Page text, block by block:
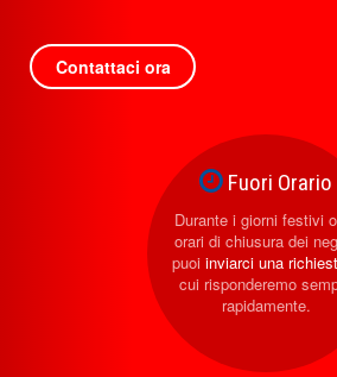
Contattaci ora
Fuori Orario
Durante i giorni festivi
orari di chiusura dei
puoi inviarci una
cui risponderemo
rapidamente.